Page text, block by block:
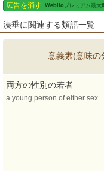
洟垂に関連する類語一覧
意義素(意味の
両方の性別の若者
a young person of either sex